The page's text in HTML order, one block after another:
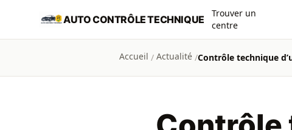
Aller au contenu principal
AUTO CONTRÔLE TECHNIQUE
Trouver un
centre
Accueil / Actualité /Contrôle technique